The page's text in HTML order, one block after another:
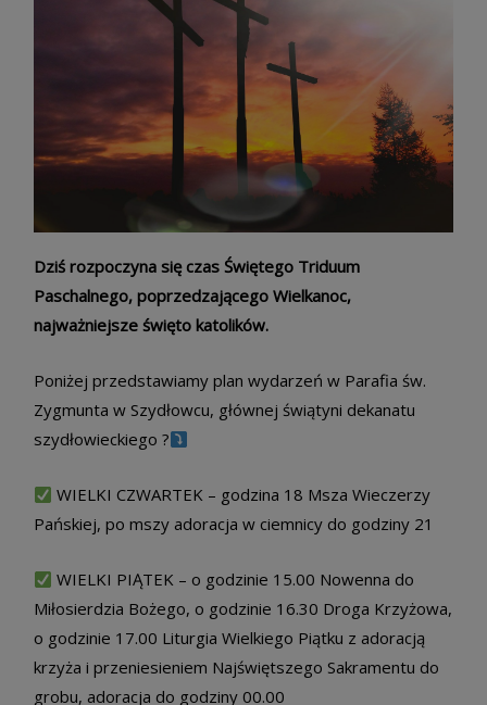
Dziś rozpoczyna się czas Świętego Triduum
Paschalnego, poprzedzającego Wielkanoc,
najważniejsze święto katolików.
Poniżej przedstawiamy plan wydarzeń w Parafia św.
Zygmunta w Szydłowcu, głównej świątyni dekanatu
szydłowieckiego ?
WIELKI CZWARTEK – godzina 18 Msza Wieczerzy
Pańskiej, po mszy adoracja w ciemnicy do godziny 21
WIELKI PIĄTEK – o godzinie 15.00 Nowenna do
Miłosierdzia Bożego, o godzinie 16.30 Droga Krzyżowa,
o godzinie 17.00 Liturgia Wielkiego Piątku z adoracją
krzyża i przeniesieniem Najświętszego Sakramentu do
grobu, adoracja do godziny 00.00